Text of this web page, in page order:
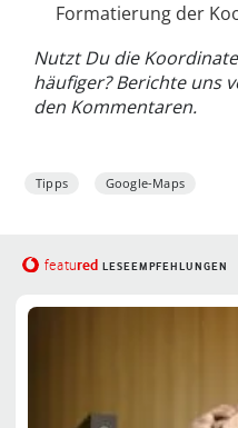
Formatierung der
Nutzt Du die
häufiger? Berichte uns
den Kommentaren.
Tipps Google-Maps
featured LESEEMPFEHLUNGEN